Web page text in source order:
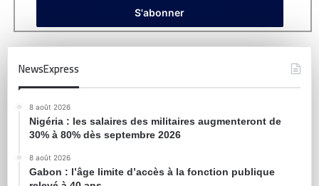
NewsExpress
8 août 2026
Nigéria : les salaires des militaires augmenteront de
30% à 80% dès septembre 2026
8 août 2026
Gabon : l’âge limite d’accès à la fonction publique